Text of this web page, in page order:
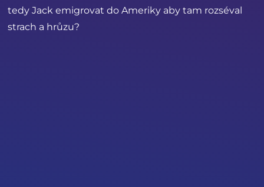
tedy Jack emigrovat do Ameriky aby tam rozséval
strach a hrůzu?